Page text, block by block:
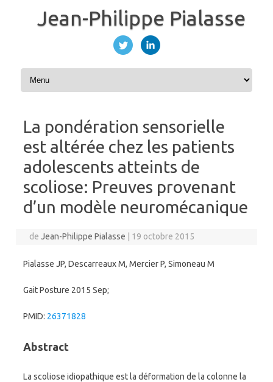
Jean-Philippe Pialasse
Aller au contenu
La pondération sensorielle
est altérée chez les patients
adolescents atteints de
scoliose: Preuves provenant
d’un modèle neuromécanique
deJean-Philippe Pialasse 19 octobre 2015
Pialasse JP, Descarreaux M, Mercier P, Simoneau M
Gait Posture 2015 Sep;
PMID: 26371828
Abstract
La scoliose idiopathique est la déformation de la colonne la